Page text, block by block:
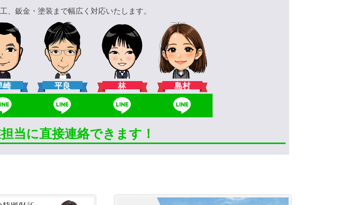
、鈑金・塗装まで幅広く対応いたします。
崎 平良 林 島村
当に直接連絡できます！